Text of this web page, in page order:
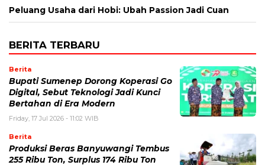
Peluang Usaha dari Hobi: Ubah Passion Jadi Cuan
BERITA TERBARU
Berita
Bupati Sumenep Dorong Koperasi Go
Digital, Sebut Teknologi Jadi Kunci
Bertahan di Era Modern
Friday, 17 Jul 2026 - 11:02 WIB
Berita
Produksi Beras Banyuwangi Tembus
255 Ribu Ton, Surplus 174 Ribu Ton